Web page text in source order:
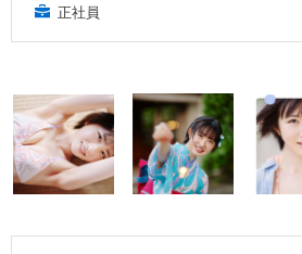
正社員